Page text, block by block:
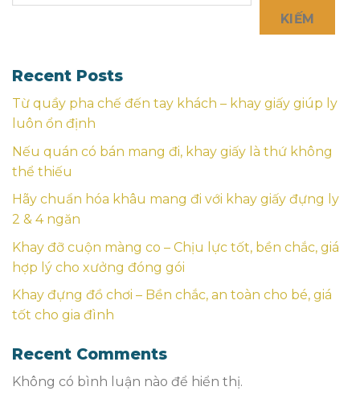
KIẾM
Recent Posts
Từ quầy pha chế đến tay khách – khay giấy giúp ly
luôn ổn định
Nếu quán có bán mang đi, khay giấy là thứ không
thể thiếu
Hãy chuẩn hóa khâu mang đi với khay giấy đựng ly
2 & 4 ngăn
Khay đỡ cuộn màng co – Chịu lực tốt, bền chắc, giá
hợp lý cho xưởng đóng gói
Khay đựng đồ chơi – Bền chắc, an toàn cho bé, giá
tốt cho gia đình
Recent Comments
Không có bình luận nào để hiển thị.